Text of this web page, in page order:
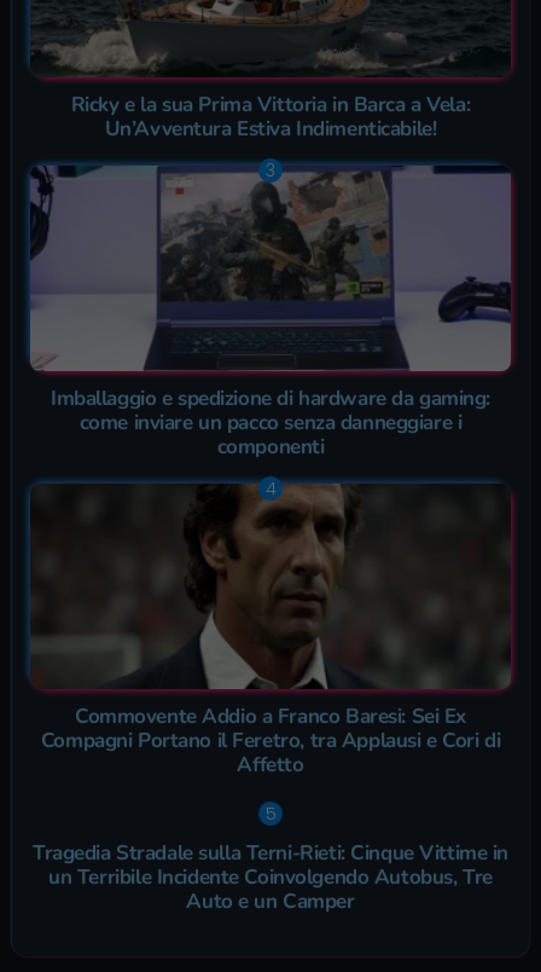
Ricky e la sua Prima Vittoria in Barca a Vela:
Un’Avventura Estiva Indimenticabile!
Imballaggio e spedizione di hardware da gaming:
come inviare un pacco senza danneggiare i
componenti
Commovente Addio a Franco Baresi: Sei Ex
Compagni Portano il Feretro, tra Applausi e Cori di
Affetto
Tragedia Stradale sulla Terni-Rieti: Cinque Vittime in
un Terribile Incidente Coinvolgendo Autobus, Tre
Auto e un Camper